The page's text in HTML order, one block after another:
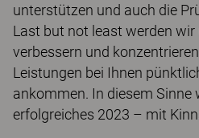
unterstützen und auch die
Last but not least werden
verbessern und
Leistungen bei Ihnen
ankommen. In diesem Sinne
erfolgreiches 2023 – mit